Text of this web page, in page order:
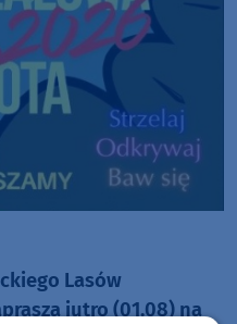
Lasów
jutro (01.08) na